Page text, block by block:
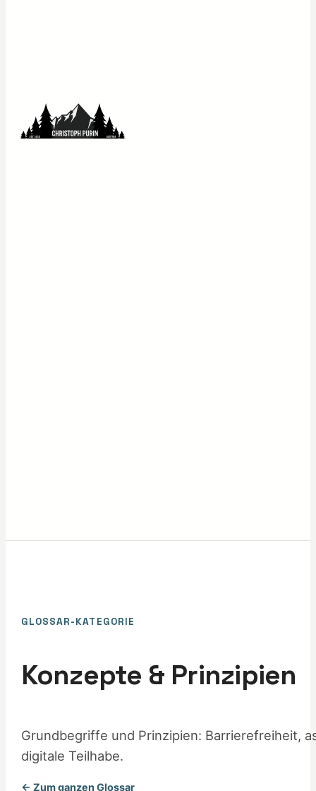
GLOSSAR-KATEGORIE
Konzepte & Prinzipien
Grundbegriffe und Prinzipien: Barrierefreiheit,
digitale Teilhabe.
← Zum ganzen Glossar